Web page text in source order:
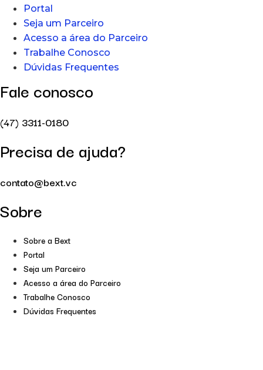
Portal
Seja um Parceiro
Acesso a área do Parceiro
Trabalhe Conosco
Dúvidas Frequentes
Fale conosco
(47) 3311-0180
Precisa de ajuda?
contato@bext.vc
Sobre
Sobre a Bext
Portal
Seja um Parceiro
Acesso a área do Parceiro
Trabalhe Conosco
Dúvidas Frequentes